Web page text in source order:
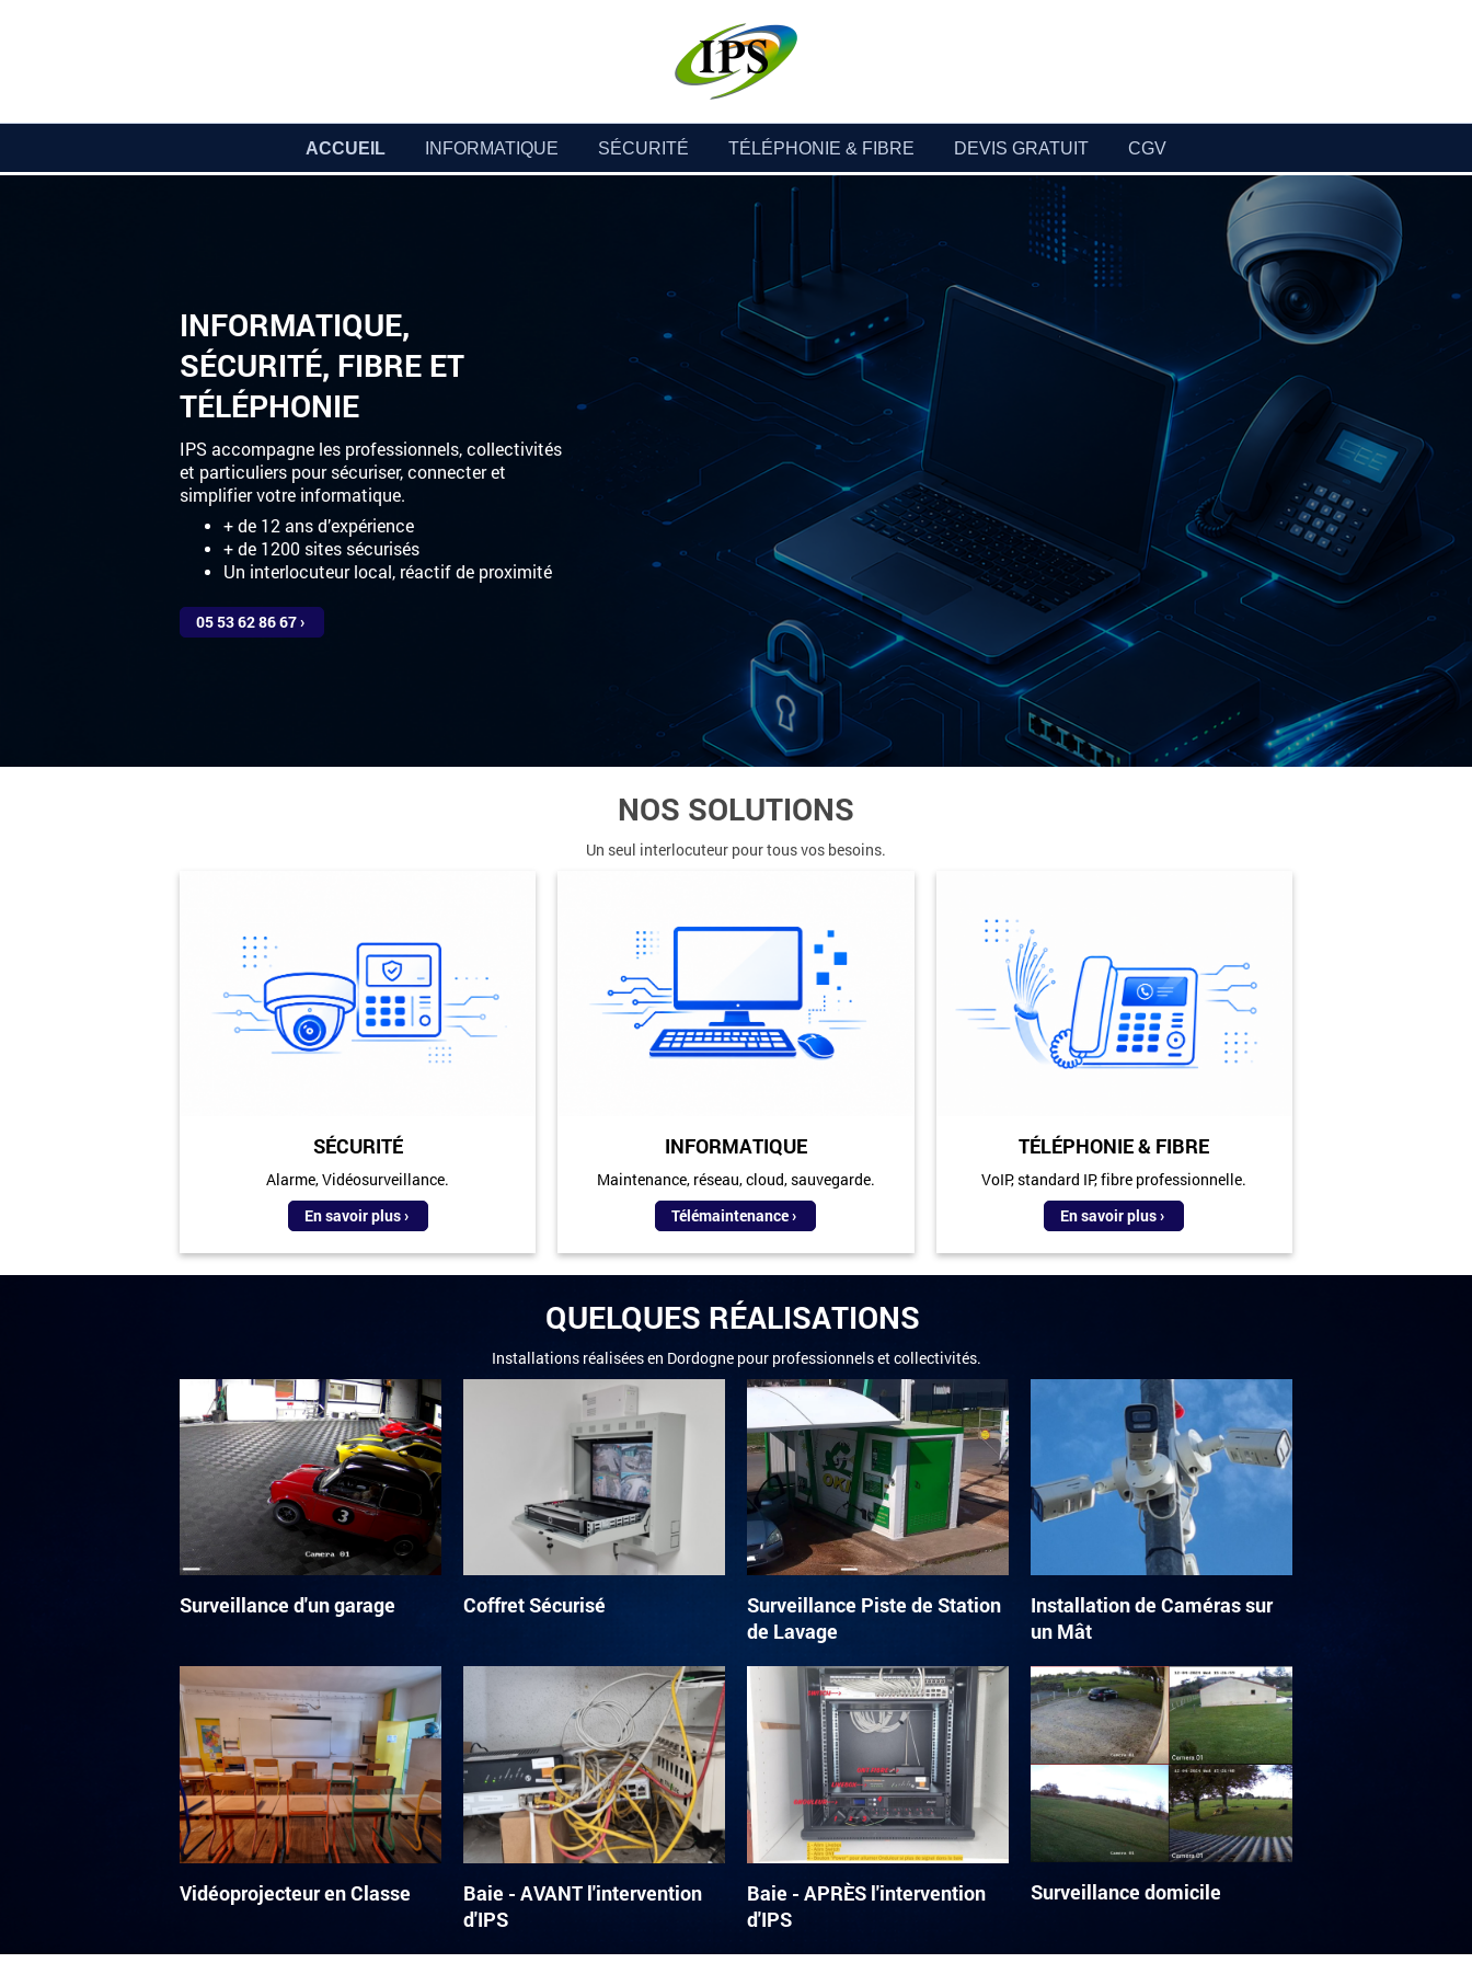
ACCUEIL INFORMATIQUE SÉCURITÉ TÉLÉPHONIE & FIBRE DEVIS GRATUIT CGV
INFORMATIQUE,
SÉCURITÉ, FIBRE ET
TÉLÉPHONIE
IPS accompagne les professionnels, collectivités
et particuliers pour sécuriser, connecter et
simplifier votre informatique.
+ de 12 ans d’expérience
+ de 1200 sites sécurisés
Un interlocuteur local, réactif de proximité
05 53 62 86 67
NOS SOLUTIONS
Un seul interlocuteur pour tous vos besoins.
SÉCURITÉ
Alarme, Vidéosurveillance.
En savoir plus
INFORMATIQUE
Maintenance, réseau, cloud, sauvegarde.
Télémaintenance
TÉLÉPHONIE & FIBRE
VoIP, standard IP, fibre professionnelle.
En savoir plus
QUELQUES RÉALISATIONS
Installations réalisées en Dordogne pour professionnels et collectivités.
Surveillance d'un garage Coffret Sécurisé
Surveillance Piste de Station
de Lavage
Installation de Caméras sur
un Mât
Vidéoprojecteur en Classe
Baie - AVANT l'intervention
d'IPS
Baie - APRÈS l'intervention
d'IPS
Surveillance domicile